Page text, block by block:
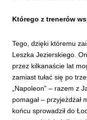
Którego z trenerów
Tego, dzięki któremu
Leszka Jezierskiego.
przez kilkanaście lat
zamiast tułać się po
„Napoleon” – razem z
pomagał – przyjeżdżał
końcu sprowadził do